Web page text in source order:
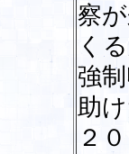
察
く
強
助
２